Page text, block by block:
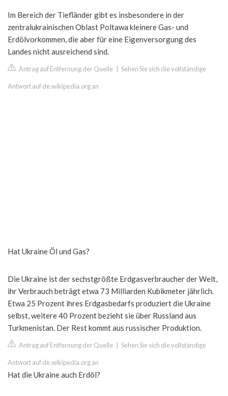
Im Bereich der Tiefländer gibt es insbesondere in der
zentralukrainischen Oblast Poltawa kleinere Gas- und
Erdölvorkommen, die aber für eine Eigenversorgung des
Landes nicht ausreichend sind.
Antrag auf Entfernung der Quelle Sehen Sie sich die vollständige
Antwort auf de.wikipedia.org an
Hat Ukraine Öl und Gas?
Die Ukraine ist der sechstgrößte Erdgasverbraucher der Welt,
ihr Verbrauch beträgt etwa 73 Milliarden Kubikmeter jährlich.
Etwa 25 Prozent ihres Erdgasbedarfs produziert die Ukraine
selbst, weitere 40 Prozent bezieht sie über Russland aus
Turkmenistan. Der Rest kommt aus russischer Produktion.
Antrag auf Entfernung der Quelle Sehen Sie sich die vollständige
Antwort auf de.wikipedia.org an
Hat die Ukraine auch Erdöl?